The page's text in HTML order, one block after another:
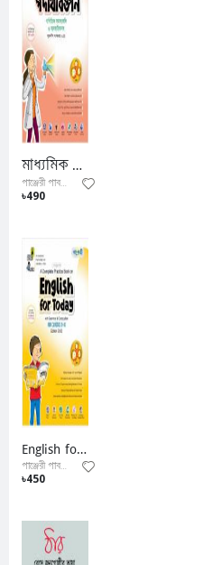
মাধ্যমিক পদার্থবিজ্ঞান (গাণিতিক সমস্যাবলি ও ব্যবহারিকসহ)
পাঞ্জেরী পাবলিকেশন্স লিমিটেড
৳490
English for Today (Class 9-10)
পাঞ্জেরী পাবলিকেশন্স লিমিটেড
৳450